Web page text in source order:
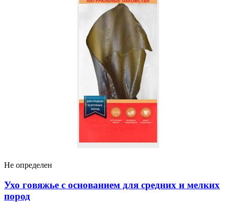
Не определен
Ухо говяжье с основанием для средних и мелких
пород